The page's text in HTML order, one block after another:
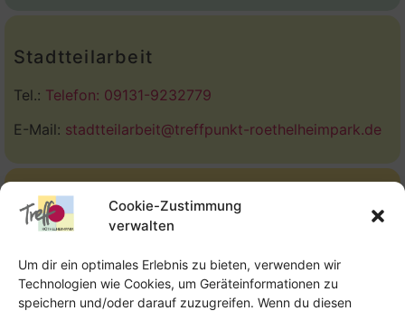
Cookie-Zustimmung
verwalten
Um dir ein optimales Erlebnis zu bieten, verwenden wir
Technologien wie Cookies, um Geräteinformationen zu
speichern und/oder darauf zuzugreifen. Wenn du diesen
Stadtteilarbeit
Tel.: Telefon: 09131-9232779
E-Mail: stadtteilarbeit@treffpunkt-roethelheimpark.de
Offene Kinderarbeit - FUNKi
E-Mail:oka@treffpunkt-roethelheimpark.de